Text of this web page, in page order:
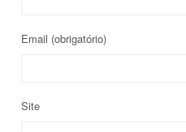
Email (obrigatório)
Site